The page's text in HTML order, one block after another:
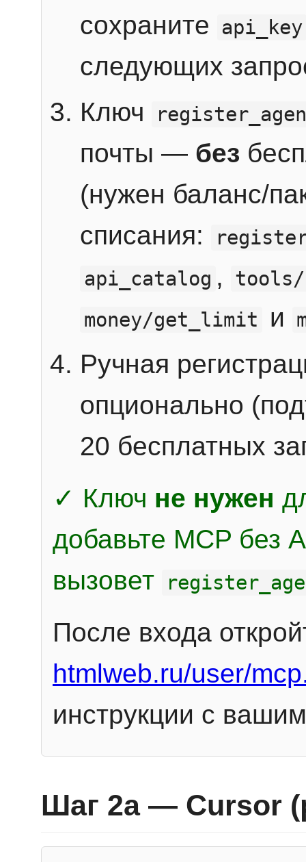
сохраните
api_key
следующих
Ключ
почты — без
(нужен баланс/
списания:
api_catalog ,
money/get_limit
и
Ручная
опционально
20 бесплатных
✓ Ключ не нужен
добавьте MCP без
вызовет
После входа
htmlweb.ru/user/
инструкции с
Шаг 2a — Cursor